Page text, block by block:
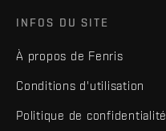
INFOS DU SITE
À propos de Fenris
Conditions d'utilisation
Politique de confidentialité